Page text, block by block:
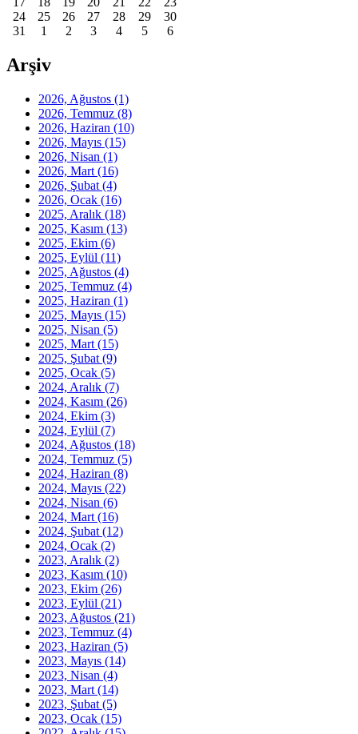
24
25 26 27 28 29
30
31
1 2 3 4 5 6
Arşiv
2026, Ağustos (1)
2026, Temmuz (8)
2026, Haziran (10)
2026, Mayıs (15)
2026, Nisan (1)
2026, Mart (16)
2026, Şubat (4)
2026, Ocak (16)
2025, Aralık (18)
2025, Kasım (13)
2025, Ekim (6)
2025, Eylül (11)
2025, Ağustos (4)
2025, Temmuz (4)
2025, Haziran (1)
2025, Mayıs (15)
2025, Nisan (5)
2025, Mart (15)
2025, Şubat (9)
2025, Ocak (5)
2024, Aralık (7)
2024, Kasım (26)
2024, Ekim (3)
2024, Eylül (7)
2024, Ağustos (18)
2024, Temmuz (5)
2024, Haziran (8)
2024, Mayıs (22)
2024, Nisan (6)
2024, Mart (16)
2024, Şubat (12)
2024, Ocak (2)
2023, Aralık (2)
2023, Kasım (10)
2023, Ekim (26)
2023, Eylül (21)
2023, Ağustos (21)
2023, Temmuz (4)
2023, Haziran (5)
2023, Mayıs (14)
2023, Nisan (4)
2023, Mart (14)
2023, Şubat (5)
2023, Ocak (15)